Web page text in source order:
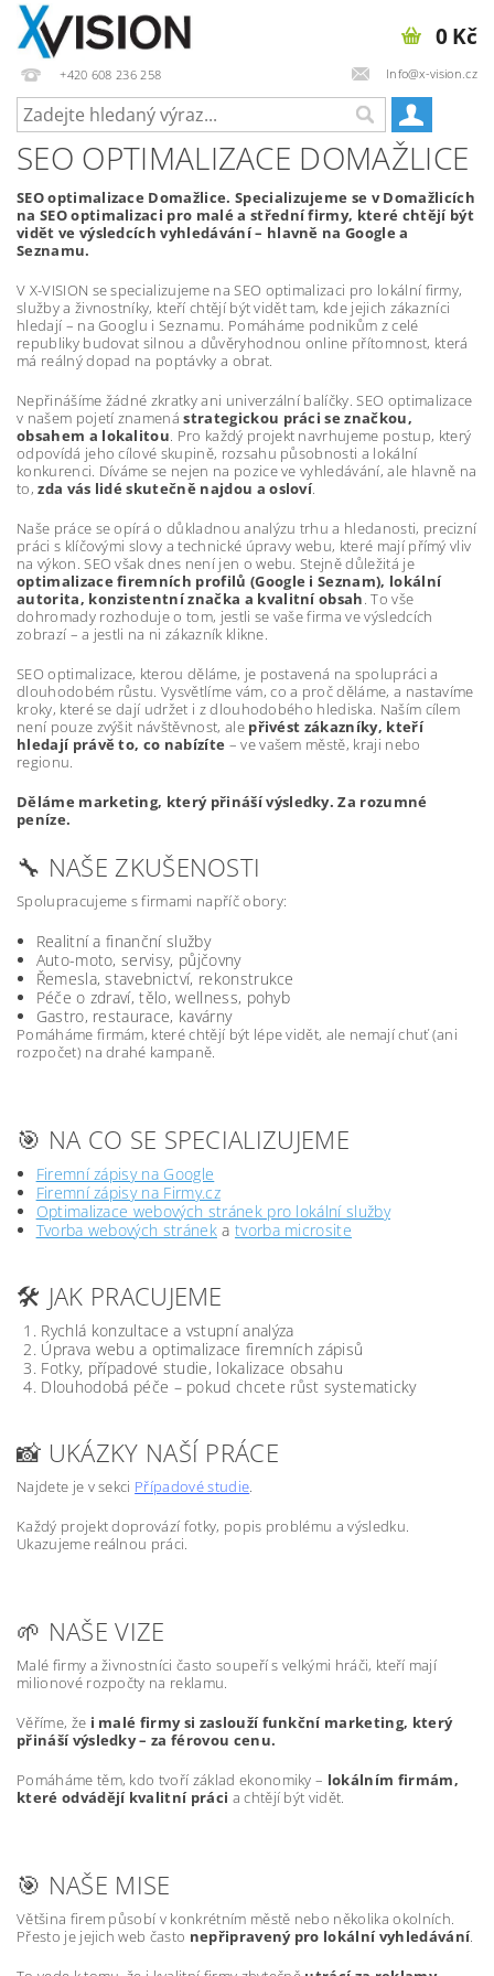
+420 608 236 258 Info@x-vision.cz
0 Kč
SEO OPTIMALIZACE DOMAŽLICE
SEO optimalizace Domažlice. Specializujeme se v Domažlicích
na SEO optimalizaci pro malé a střední firmy, které chtějí být
vidět ve výsledcích vyhledávání – hlavně na Google a
Seznamu.
V X-VISION se specializujeme na SEO optimalizaci pro lokální firmy,
služby a živnostníky, kteří chtějí být vidět tam, kde jejich zákazníci
hledají – na Googlu i Seznamu. Pomáháme podnikům z celé
republiky budovat silnou a důvěryhodnou online přítomnost, která
má reálný dopad na poptávky a obrat.
Nepřinášíme žádné zkratky ani univerzální balíčky. SEO optimalizace
v našem pojetí znamenástrategickou práci se značkou,
obsahem a lokalitou. Pro každý projekt navrhujeme postup, který
odpovídá jeho cílové skupině, rozsahu působnosti a lokální
konkurenci. Díváme se nejen na pozice ve vyhledávání, ale hlavně na
to,zda vás lidé skutečně najdou a osloví.
Naše práce se opírá o důkladnou analýzu trhu a hledanosti, precizní
práci s klíčovými slovy a technické úpravy webu, které mají přímý vliv
na výkon. SEO však dnes není jen o webu. Stejně důležitá je
optimalizace firemních profilů (Google i Seznam), lokální
autorita, konzistentní značka a kvalitní obsah. To vše
dohromady rozhoduje o tom, jestli se vaše firma ve výsledcích
zobrazí – a jestli na ni zákazník klikne.
SEO optimalizace, kterou děláme, je postavená na spolupráci a
dlouhodobém růstu. Vysvětlíme vám, co a proč děláme, a nastavíme
kroky, které se dají udržet i z dlouhodobého hlediska. Naším cílem
není pouze zvýšit návštěvnost, ale přivést zákazníky, kteří
hledají právě to, co nabízíte – ve vašem městě, kraji nebo
regionu.
Děláme marketing, který přináší výsledky. Za rozumné
peníze.
🔧 NAŠE ZKUŠENOSTI
Spolupracujeme s firmami napříč obory:
Realitní a finanční služby
Auto-moto, servisy, půjčovny
Řemesla, stavebnictví, rekonstrukce
Péče o zdraví, tělo, wellness, pohyb
Gastro, restaurace, kavárny
Pomáháme firmám, které chtějí být lépe vidět, ale nemají chuť (ani
rozpočet) na drahé kampaně.
🎯 NA CO SE SPECIALIZUJEME
Firemní zápisy na Google
Firemní zápisy na Firmy.cz
Optimalizace webových stránek pro lokální služby
Tvorba webových stráneka tvorba microsite
🛠️ JAK PRACUJEME
Rychlá konzultace a vstupní analýza
Úprava webu a optimalizace firemních zápisů
Fotky, případové studie, lokalizace obsahu
Dlouhodobá péče – pokud chcete růst systematicky
📸 UKÁZKY NAŠÍ PRÁCE
Najdete je v sekci Případové studie.
Každý projekt doprovází fotky, popis problému a výsledku.
Ukazujeme reálnou práci.
🌱 NAŠE VIZE
Malé firmy a živnostníci často soupeří s velkými hráči, kteří mají
milionové rozpočty na reklamu.
Věříme, že i malé firmy si zaslouží funkční marketing, který
přináší výsledky – za férovou cenu.
Pomáháme těm, kdo tvoří základ ekonomiky – lokálním firmám,
které odvádějí kvalitní práci a chtějí být vidět.
🎯 NAŠE MISE
Většina firem působí v konkrétním městě nebo několika okolních.
Přesto je jejich web často nepřipravený pro lokální vyhledávání.